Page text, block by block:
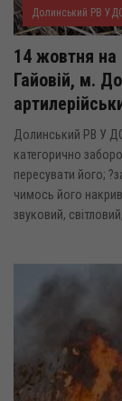
Долинський РВ
14 жовтня на
Гайовій, м.
Долинський РВ У
категорично
пересувати його;
чимось його
звуковий,